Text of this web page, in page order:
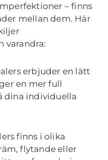
– finns
mellan dem. Här
varandra:
erbjuder en lätt
en mer full
dina individuella
finns i olika
flytande eller